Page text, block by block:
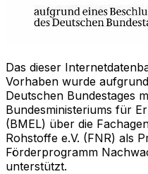
Das dieser
Vorhaben wurde
Deutschen Bundestages
Bundesministeriums für
(BMEL) über die
Rohstoffe e.V. (FNR) als
Förderprogramm
unterstützt.